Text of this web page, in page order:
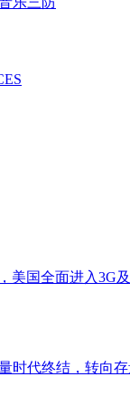
美国全面进入3G
时代终结，转向